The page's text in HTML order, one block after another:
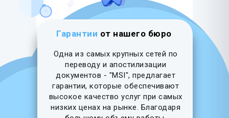
Гарантии от нашего бюро
Одна из самых крупных сетей по
переводу и апостилизации
документов - "MSI", предлагает
гарантии, которые обеспечивают
высокое качество услуг при самых
низких ценах на рынке. Благодаря